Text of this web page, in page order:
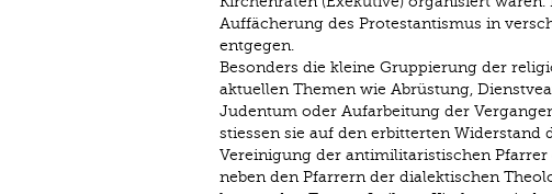
Auffächerung des Protestantismus in
entgegen.
Besonders die kleine Gruppierung der
aktuellen Themen wie Abrüstung,
Judentum oder Aufarbeitung der
stiessen sie auf den erbitterten
Vereinigung der antimilitaristischen Pfarrer
neben den Pfarrern der dialektischen